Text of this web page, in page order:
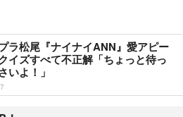
ラ松尾『ナイナイANN』愛アピー
イズすべて不正解「ちょっと待っ
いよ！」